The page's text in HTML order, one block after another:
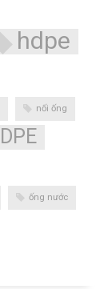
hdpe
nối ống
ống nước